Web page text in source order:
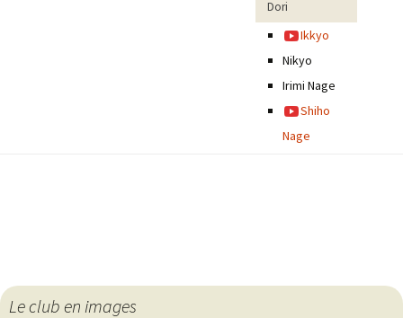
Dori
Ikkyo
Nikyo
Irimi Nage
Shiho
Nage
Le club en images